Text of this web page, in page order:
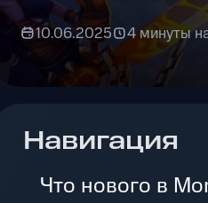
10.06.2025 4 минуты
Навигация
Что нового в